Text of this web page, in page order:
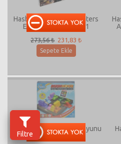
Hasbro Monopoly Cheaters
Edition Türkçe E1871
273,56 ₺ 231,83 ₺
Sepete Ekle
Rush Hour Trafik Zeka Oyunu
Filtre